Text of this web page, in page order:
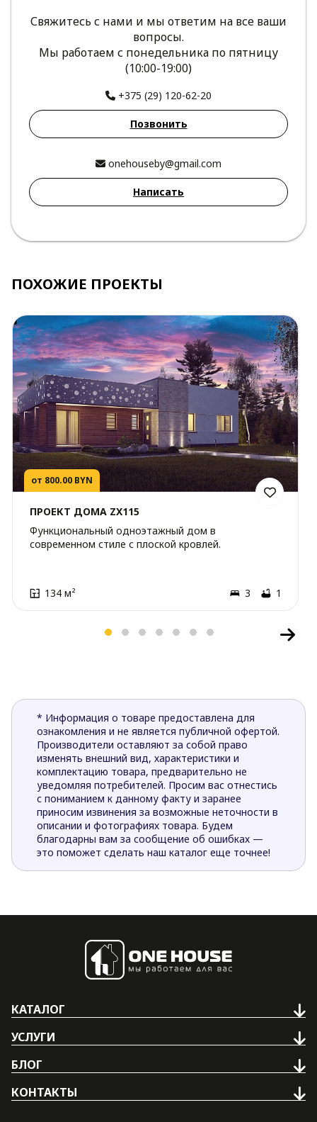
Свяжитесь с нами и мы ответим на все ваши
вопросы.
Мы работаем с понедельника по пятницу
(10:00-19:00)
+375 (29) 120-62-20
Позвонить
onehouseby@gmail.com
Написать
ПОХОЖИЕ ПРОЕКТЫ
от 800.00 BYN
ПРОЕКТ ДОМА ZX115
Функциональный одноэтажный дом в
современном стиле с плоской кровлей.
134 м² 3 1
* Информация о товаре предоставлена для
ознакомления и не является публичной офертой.
Производители оставляют за собой право
изменять внешний вид, характеристики и
комплектацию товара, предварительно не
уведомляя потребителей. Просим вас отнестись
с пониманием к данному факту и заранее
приносим извинения за возможные неточности в
описании и фотографиях товара. Будем
благодарны вам за сообщение об ошибках —
это поможет сделать наш каталог еще точнее!
КАТАЛОГ
УСЛУГИ
БЛОГ
КОНТАКТЫ